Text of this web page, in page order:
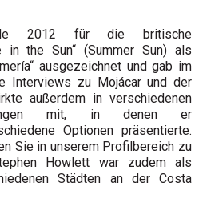
2012 für die britische
in the Sun“ (Summer Sun) als
ausgezeichnet und gab im
Interviews zu Mojácar und der
außerdem in verschiedenen
mit, in denen er
Optionen präsentierte.
Sie in unserem Profilbereich zu
Howlett war zudem als
Städten an der Costa